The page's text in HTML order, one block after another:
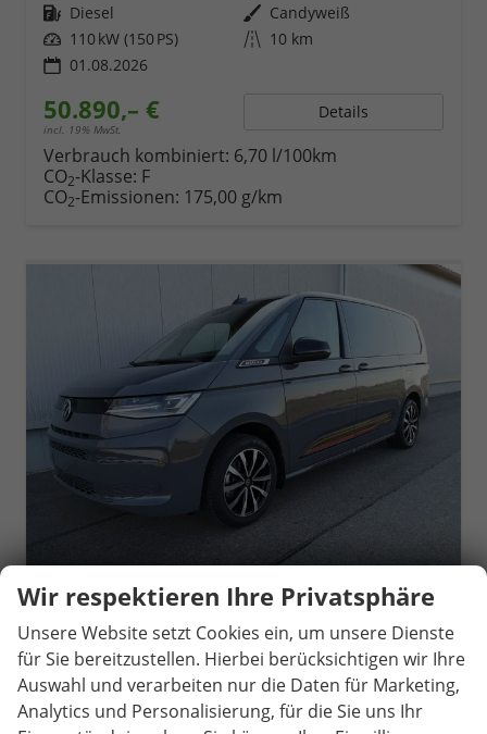
Kraftstoff Diesel Außenfarbe Candyweiß
Leistung 110 kW (150 PS) Kilometerstand 10 km
01.08.2026
50.890,– €
incl. 19% MwSt.
Details
Verbrauch kombiniert: 6,70 l/100km
CO2-Klasse: F
CO2-Emissionen: 175,00 g/km
Volkswagen T7 Multivan
Sport Edition 2,0TDI DSG Lite LÜ 5 Sitzer
unverbindliche Lieferzeit: 14 Tage Fahrzeug mit Tageszulassung
Fahrzeugnr. 81077 GetriebeAutomatik
Wir respektieren Ihre Privatsphäre
Unsere Website setzt Cookies ein, um unsere Dienste
für Sie bereitzustellen. Hierbei berücksichtigen wir Ihre
Auswahl und verarbeiten nur die Daten für Marketing,
Analytics und Personalisierung, für die Sie uns Ihr